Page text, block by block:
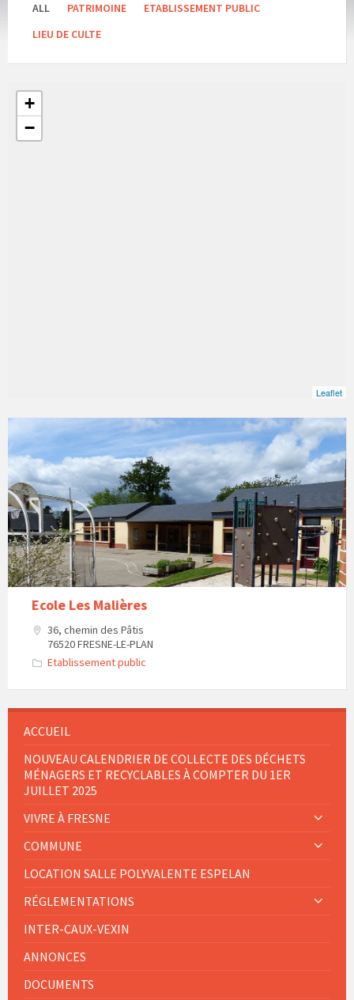
ALL PATRIMOINE
ETABLISSEMENT PUBLIC
LIEU DE CULTE
+
−
Leaflet
Ecole Les Malières
36, chemin des Pâtis
76520 FRESNE-LE-PLAN
Etablissement public
ACCUEIL
NOUVEAU CALENDRIER DE COLLECTE DES DÉCHETS
MÉNAGERS ET RECYCLABLES À COMPTER DU 1ER
JUILLET 2025
VIVRE À FRESNE
COMMUNE
LOCATION SALLE POLYVALENTE ESPELAN
RÉGLEMENTATIONS
INTER-CAUX-VEXIN
ANNONCES
DOCUMENTS